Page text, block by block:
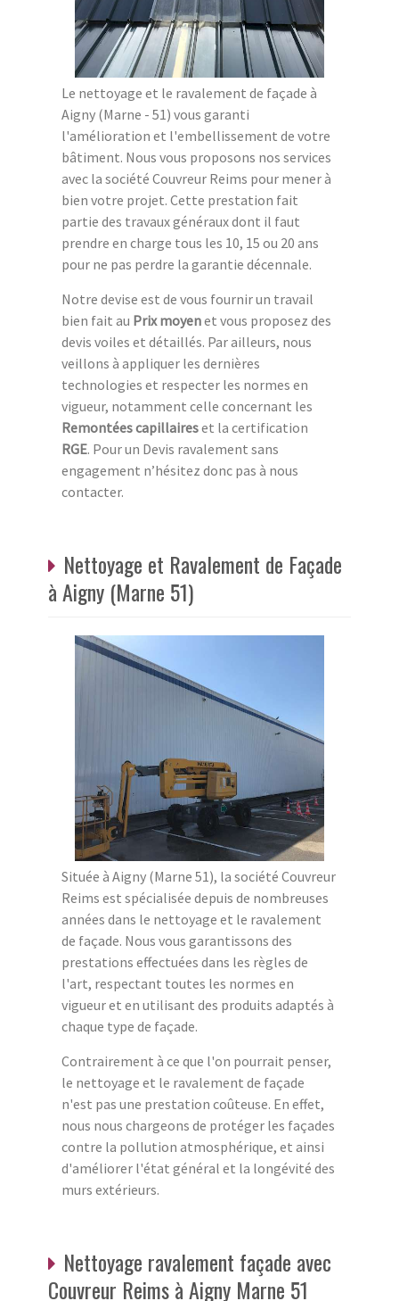
Le nettoyage et le ravalement de façade à
Aigny (Marne - 51) vous garanti
l'amélioration et l'embellissement de votre
bâtiment. Nous vous proposons nos services
avec la société Couvreur Reims pour mener à
bien votre projet. Cette prestation fait
partie des travaux généraux dont il faut
prendre en charge tous les 10, 15 ou 20 ans
pour ne pas perdre la garantie décennale.
Notre devise est de vous fournir un travail
bien fait au Prix moyenet vous proposez des
devis voiles et détaillés. Par ailleurs, nous
veillons à appliquer les dernières
technologies et respecter les normes en
vigueur, notamment celle concernant les
Remontées capillaireset la certification
RGE. Pour un Devis ravalement sans
engagement n’hésitez donc pas à nous
contacter.
Nettoyage et Ravalement de Façade
à Aigny (Marne 51)
Située à Aigny (Marne 51), la société Couvreur
Reims est spécialisée depuis de nombreuses
années dans le nettoyage et le ravalement
de façade. Nous vous garantissons des
prestations effectuées dans les règles de
l'art, respectant toutes les normes en
vigueur et en utilisant des produits adaptés à
chaque type de façade.
Contrairement à ce que l'on pourrait penser,
le nettoyage et le ravalement de façade
n'est pas une prestation coûteuse. En effet,
nous nous chargeons de protéger les façades
contre la pollution atmosphérique, et ainsi
d'améliorer l'état général et la longévité des
murs extérieurs.
Nettoyage ravalement façade avec
Couvreur Reims à Aigny Marne 51